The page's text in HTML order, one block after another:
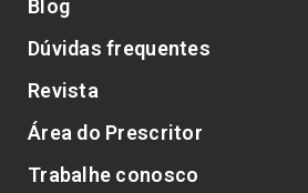
Blog
Dúvidas frequentes
Revista
Área do Prescritor
Trabalhe conosco